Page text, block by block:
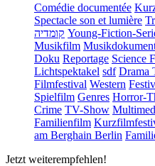
Comédie documentée
Spectacle son et lumière
קומדיה Young-Fiction-
Musikfilm
Doku Reportage Science
Lichtspektakel sdf Drama
Filmfestival Western
Spielfilm Genres Horror-
Crime TV-Show
Familienfilm
am Berghain Berlin
Jetzt weiterempfehlen!